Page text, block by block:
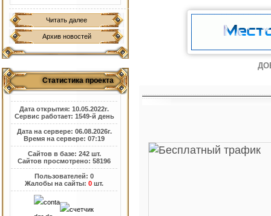
Читать далее
Архив новостей
Статистика проекта
Дата открытия: 10.05.2022г.
Сервис работает: 1549-й день
Дата на сервере: 06.08.2026г.
Время на сервере: 07:19
Сайтов в базе: 242 шт.
Сайтов просмотрено: 58196
Пользователей: 0
Жалобы на сайты:0 шт.